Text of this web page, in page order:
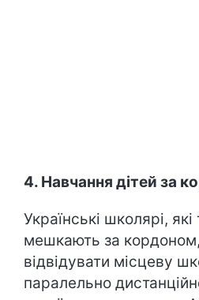
4. Навчання дітей за
Українські школярі,
мешкають за
відвідувати місцеву
паралельно